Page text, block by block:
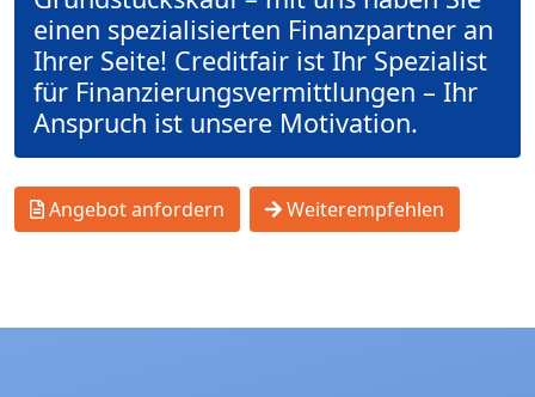
einen spezialisierten Finanzpartner an
Ihrer Seite! Creditfair ist Ihr Spezialist
für Finanzierungsvermittlungen – Ihr
Anspruch ist unsere Motivation.
Angebot anfordern Weiterempfehlen